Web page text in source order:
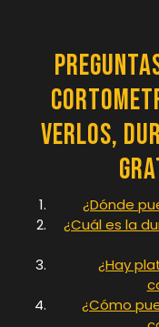
Verlos,
¿Dónde
¿Cuál es la
¿Hay
¿Cómo